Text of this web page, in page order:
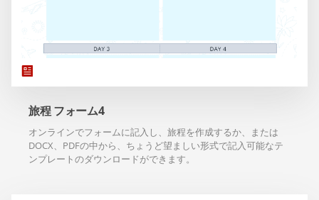
旅程 フォーム4
オンラインでフォームに記入し、旅程を作成するか、または
DOCX、PDFの中から、ちょうど望ましい形式で記入可能なテ
ンプレートのダウンロードができます。